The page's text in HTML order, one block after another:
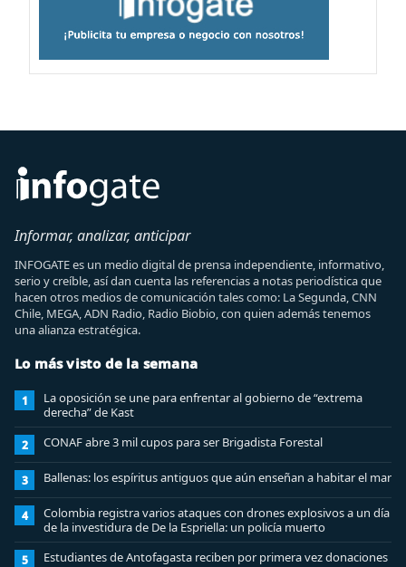
Informar, analizar, anticipar
INFOGATE es un medio digital de prensa independiente, informativo,
serio y creíble, así dan cuenta las referencias a notas periodística que
hacen otros medios de comunicación tales como: La Segunda, CNN
Chile, MEGA, ADN Radio, Radio Biobio, con quien además tenemos
una alianza estratégica.
Lo más visto de la semana
1
La oposición se une para enfrentar al gobierno de “extrema
derecha” de Kast
2 CONAF abre 3 mil cupos para ser Brigadista Forestal
3 Ballenas: los espíritus antiguos que aún enseñan a habitar el mar
4
Colombia registra varios ataques con drones explosivos a un día
de la investidura de De la Espriella: un policía muerto
5
Estudiantes de Antofagasta reciben por primera vez donaciones